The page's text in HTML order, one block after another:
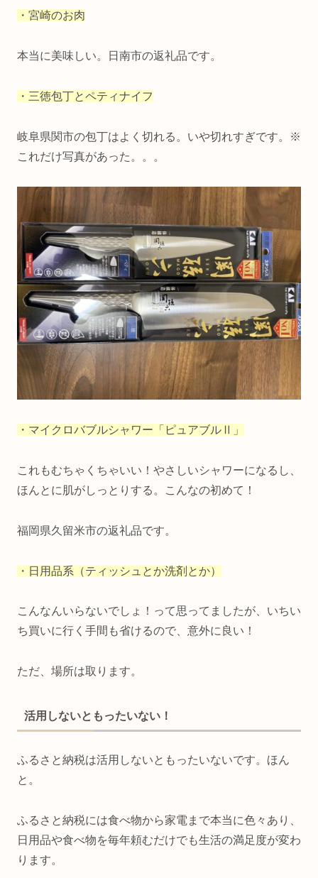
・宮崎のお肉
本当に美味しい。日南市の返礼品です。
・三徳包丁とペティナイフ
岐阜県関市の包丁はよく切れる。いや切れすぎです。※
これだけ写真があった。。。
・マイクロバブルシャワー「ピュアブルⅡ」
これもむちゃくちゃいい！やさしいシャワーになるし、
ほんとに肌がしっとりする。こんなの初めて！
福岡県久留米市の返礼品です。
・日用品系（ティッシュとか洗剤とか）
こんなんいらないでしょ！って思ってましたが、いちい
ち買いに行く手間も省けるので、意外に良い！
ただ、場所は取ります。
活用しないともったいない！
ふるさと納税は活用しないともったいないです。ほん
と。
ふるさと納税には食べ物から家電まで本当に色々あり、
日用品や食べ物を毎年頼むだけでも生活の満足度が変わ
ります。